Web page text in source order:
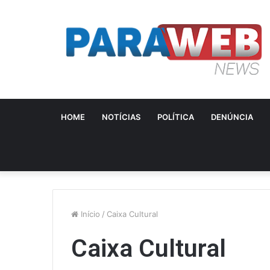
HOME NOTÍCIAS POLÍTICA DENÚNCIA
Início / Caixa Cultural
Caixa Cultural